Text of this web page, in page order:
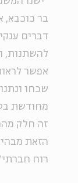
בר כוכבא,
דברים
להשתנות,
אפשר
שכחו
מחודשת
זה חלק
הזאת
רוח